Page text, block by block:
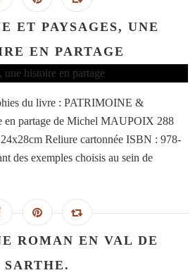
ET PAYSAGES, UNE
EN PARTAGE
du livre : PATRIMOINE &
en partage de Michel MAUPOIX 288
Reliure cartonnée ISBN : 978-
des exemples choisis au sein de
ROMAN EN VAL DE
SARTHE.